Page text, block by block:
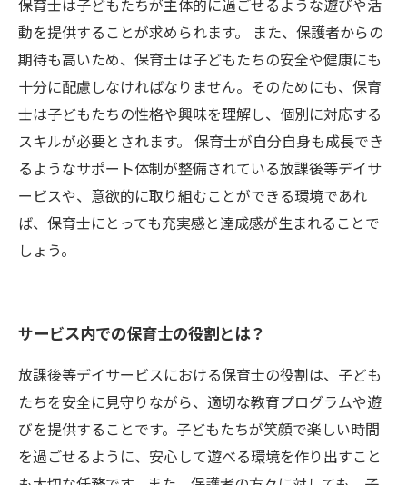
保育士は子どもたちが主体的に過ごせるような遊びや活
動を提供することが求められます。 また、保護者からの
期待も高いため、保育士は子どもたちの安全や健康にも
十分に配慮しなければなりません。そのためにも、保育
士は子どもたちの性格や興味を理解し、個別に対応する
スキルが必要とされます。 保育士が自分自身も成長でき
るようなサポート体制が整備されている放課後等デイサ
ービスや、意欲的に取り組むことができる環境であれ
ば、保育士にとっても充実感と達成感が生まれることで
しょう。
サービス内での保育士の役割とは？
放課後等デイサービスにおける保育士の役割は、子ども
たちを安全に見守りながら、適切な教育プログラムや遊
びを提供することです。子どもたちが笑顔で楽しい時間
を過ごせるように、安心して遊べる環境を作り出すこと